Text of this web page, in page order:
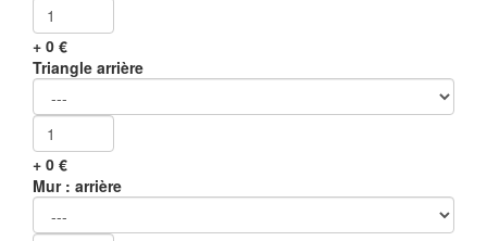
+ 0 €
Triangle arrière
+ 0 €
Mur : arrière